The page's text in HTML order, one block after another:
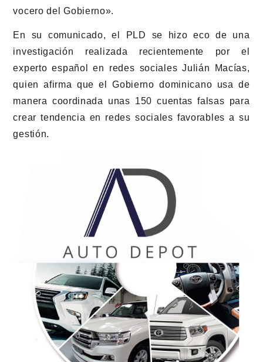
vocero del Gobierno».
En su comunicado, el PLD se hizo eco de una
investigación realizada recientemente por el
experto español en redes sociales Julián Macías,
quien afirma que el Gobierno dominicano usa de
manera coordinada unas 150 cuentas falsas para
crear tendencia en redes sociales favorables a su
gestión.